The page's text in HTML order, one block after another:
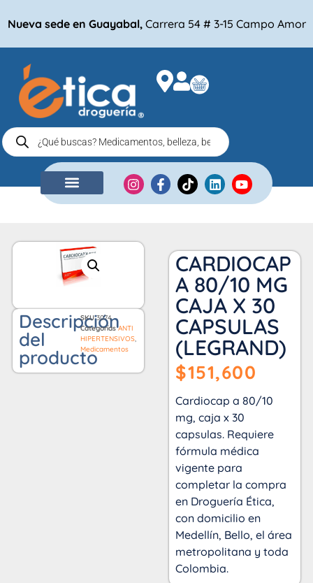
Nueva sede en Guayabal, Carrera 54 # 3-15 Campo Amor
Descripción
del
producto
SKU3074
Categorías ANTI
HIPERTENSIVOS,
Medicamentos
CARDIOCAP
A 80/10 MG
CAJA X 30
CAPSULAS
(LEGRAND)
$151,600
Cardiocap a 80/10
mg, caja x 30
capsulas. Requiere
fórmula médica
vigente para
completar la compra
en Droguería Ética,
con domicilio en
Medellín, Bello, el área
metropolitana y toda
Colombia.